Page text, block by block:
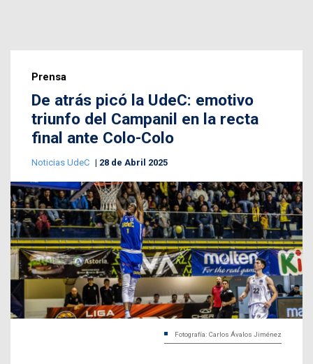
Prensa
De atrás picó la UdeC: emotivo
triunfo del Campanil en la recta
final ante Colo-Colo
Noticias UdeC 28 de Abril 2025
Fotografía: Carlos Ávalos Jiménez